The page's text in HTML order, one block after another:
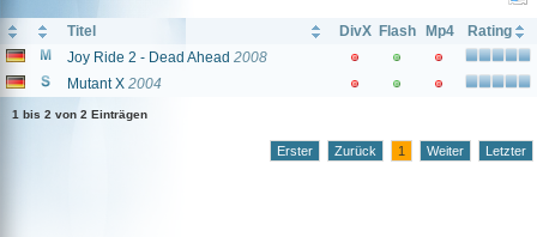
Titel DivX Flash Mp4
Rating
Joy Ride 2 - Dead Ahead 2008
Mutant X 2004
1 bis 2 von 2 Einträgen
Erster Zurück 1 Weiter Letzter